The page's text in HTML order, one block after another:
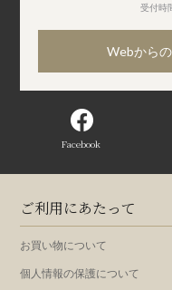
受付時
Webから
Facebook
ご利用にあたって
お買い物について
個人情報の保護について